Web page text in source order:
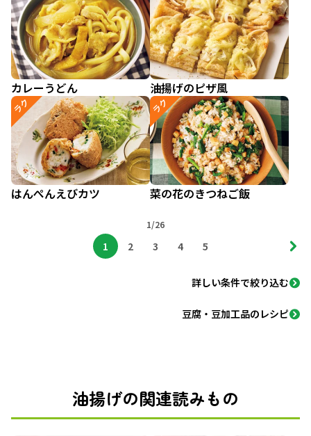
カレーうどん 油揚げのピザ風
ラク
はんぺんえびカツ
ラク
菜の花のきつねご飯
1/26
1 2 3 4 5
詳しい条件で絞り込む
豆腐・豆加工品のレシピ
油揚げの関連読みもの